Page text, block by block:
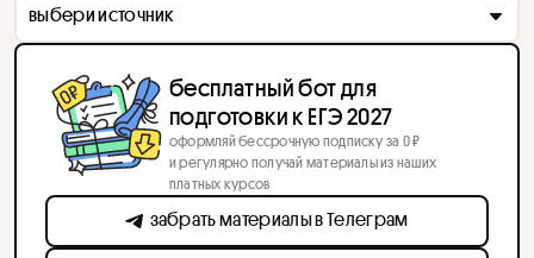
выбери источник
бесплатный бот для
подготовки к ЕГЭ 2027
оформляй бессрочную подписку за 0 ₽
и регулярно получай материалы из наших
платных курсов
забрать материалы в Телеграм